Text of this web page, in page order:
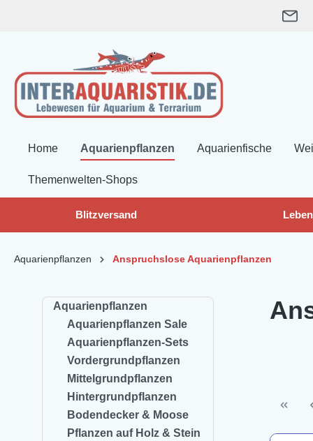
Home Aquarienpflanzen Aquarienfische
Themenwelten-Shops
Blitzversand
Aquarienpflanzen Anspruchslose Aquarienpflanzen
Aquarienpflanzen
Aquarienpflanzen Sale
Aquarienpflanzen-Sets
Vordergrundpflanzen
Mittelgrundpflanzen
Hintergrundpflanzen
Bodendecker & Moose
Pflanzen auf Holz & Stein